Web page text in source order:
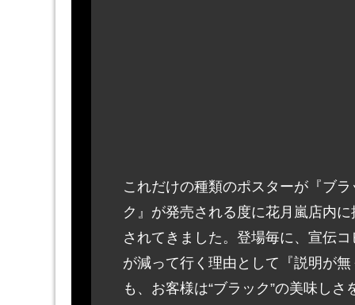
これだけの種類のポスターが『ブラ
ク』が発売される度に花月嵐店内に
されてきました。登場毎に、宣伝コ
が減って行く理由として『説明が無
も、お客様は“ブラック”の美味しさ